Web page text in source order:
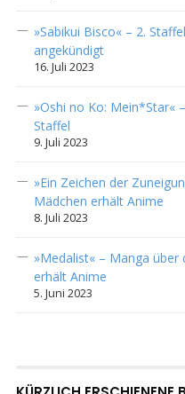
»Sabikui Bisco« – 2.
angekündigt
16. Juli 2023
»Oshi no Ko: Mein*Star«
Staffel
9. Juli 2023
»Ein Zeichen der
Mädchen erhält Anime
8. Juli 2023
»Medalist« – Manga
erhält Anime
5. Juni 2023